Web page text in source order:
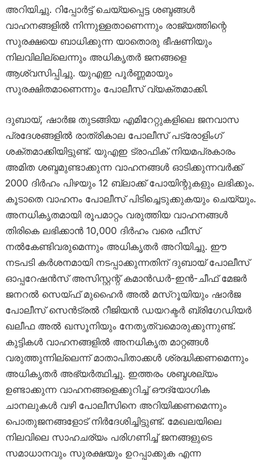
അറിയിച്ചു. റിപ്പോർട്ട് ചെയ്യപ്പെട്ട ശബ്ദങ്ങൾ
വാഹനങ്ങളിൽ നിന്നുള്ളതാണെന്നും രാജ്യത്തിന്റെ
സുരക്ഷയെ ബാധിക്കുന്ന യാതൊരു ഭീഷണിയും
നിലവിലില്ലെന്നും അധികൃതർ ജനങ്ങളെ
ആശ്വസിപ്പിച്ചു. യുഎഇ പൂർണ്ണമായും
സുരക്ഷിതമാണെന്നും പോലീസ് വ്യക്തമാക്കി.
ദുബായ്, ഷാർജ തുടങ്ങിയ എമിറേറ്റുകളിലെ ജനവാസ
പ്രദേശങ്ങളിൽ രാത്രികാല പോലീസ് പട്രോളിംഗ്
ശക്തമാക്കിയിട്ടുണ്ട്. യുഎഇ ട്രാഫിക് നിയമപ്രകാരം
അമിത ശബ്ദമുണ്ടാക്കുന്ന വാഹനങ്ങൾ ഓടിക്കുന്നവർക്ക്
2000 ദിർഹം പിഴയും 12 ബ്ലാക്ക് പോയിന്റുകളും ലഭിക്കും.
കൂടാതെ വാഹനം പോലീസ് പിടിച്ചെടുക്കുകയും ചെയ്യും.
അനധികൃതമായി രൂപമാറ്റം വരുത്തിയ വാഹനങ്ങൾ
തിരികെ ലഭിക്കാൻ 10,000 ദിർഹം വരെ ഫീസ്
നൽകേണ്ടിവരുമെന്നും അധികൃതർ അറിയിച്ചു. ഈ
നടപടി കർശനമായി നടപ്പാക്കുന്നതിന് ദുബായ് പോലീസ്
ഓപ്പറേഷൻസ് അസിസ്റ്റന്റ് കമാൻഡർ-ഇൻ-ചീഫ് മേജർ
ജനറൽ സെയ്ഫ് മുഹൈർ അൽ മസ്‌റൂയിയും ഷാർജ
പോലീസ് സെൻട്രൽ റീജിയൻ ഡയറക്ടർ ബ്രിഗേഡിയർ
ഖലീഫ അൽ ഖസൂനിയും നേതൃത്വമൊരുക്കുന്നുണ്ട്.
കുട്ടികൾ വാഹനങ്ങളിൽ അനധികൃത മാറ്റങ്ങൾ
വരുത്തുന്നില്ലെന്ന് മാതാപിതാക്കൾ ശ്രദ്ധിക്കണമെന്നും
അധികൃതർ അഭ്യർത്ഥിച്ചു. ഇത്തരം ശബ്ദശല്യം
ഉണ്ടാക്കുന്ന വാഹനങ്ങളെക്കുറിച്ച് ഔദ്യോഗിക
ചാനലുകൾ വഴി പോലീസിനെ അറിയിക്കണമെന്നും
പൊതുജനങ്ങളോട് നിർദേശിച്ചിട്ടുണ്ട്. മേഖലയിലെ
നിലവിലെ സാഹചര്യം പരിഗണിച്ച് ജനങ്ങളുടെ
സമാധാനവും സുരക്ഷയും ഉറപ്പാക്കുക എന്ന